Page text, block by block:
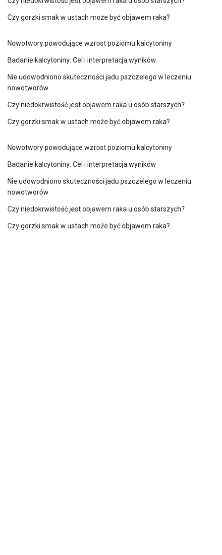
Czy gorzki smak w ustach może być objawem raka?
Nowotwory powodujące wzrost poziomu kalcytoniny
Badanie kalcytoniny: Cel i interpretacja wyników
Nie udowodniono skuteczności jadu pszczelego w leczeniu
nowotworów
Czy niedokrwistość jest objawem raka u osób starszych?
Czy gorzki smak w ustach może być objawem raka?
Nowotwory powodujące wzrost poziomu kalcytoniny
Badanie kalcytoniny: Cel i interpretacja wyników
Nie udowodniono skuteczności jadu pszczelego w leczeniu
nowotworów
Czy niedokrwistość jest objawem raka u osób starszych?
Czy gorzki smak w ustach może być objawem raka?